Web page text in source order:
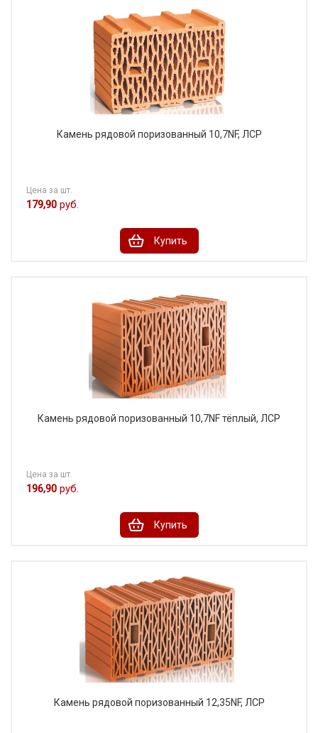
Камень рядовой поризованный 10,7NF, ЛСР
Цена за шт.
179,90 руб.
Купить
Камень рядовой поризованный 10,7NF тёплый, ЛСР
Цена за шт.
196,90 руб.
Купить
Камень рядовой поризованный 12,35NF, ЛСР